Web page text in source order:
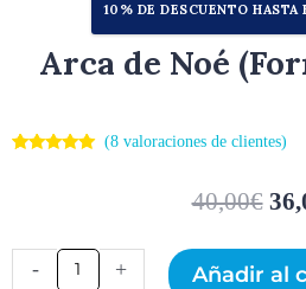
10% DE DESCUENTO HASTA
Arca de Noé
(8valoraciones de clientes)
40,00€
-
Arca
+ Añadir al